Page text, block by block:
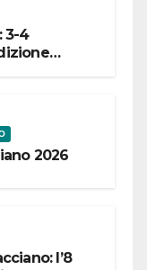
3-4
2026
l’8